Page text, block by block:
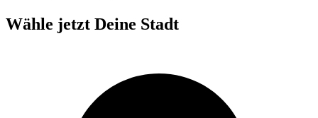
Wähle jetzt Deine Stadt